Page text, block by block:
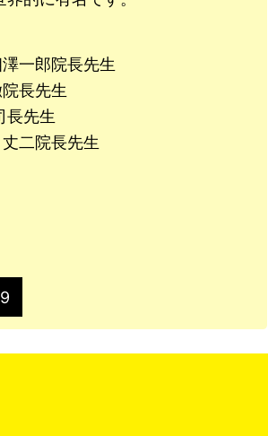
一郎院長先生
長先生
長先生
二院長先生